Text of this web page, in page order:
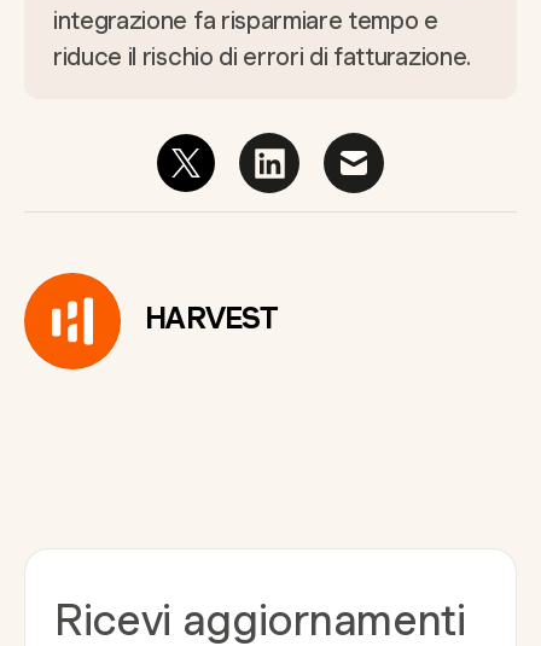
integrazione fa risparmiare tempo e
riduce il rischio di errori di fatturazione.
HARVEST
Ricevi aggiornamenti